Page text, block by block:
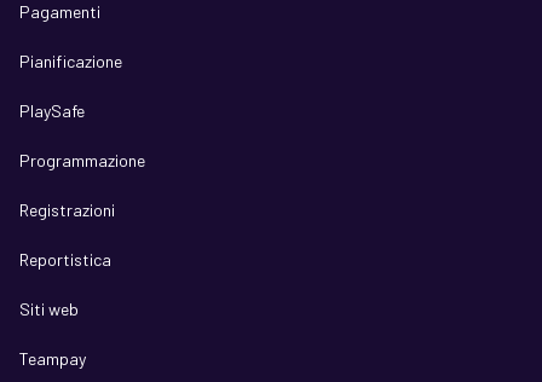
Pagamenti
Pianificazione
PlaySafe
Programmazione
Registrazioni
Reportistica
Siti web
Teampay